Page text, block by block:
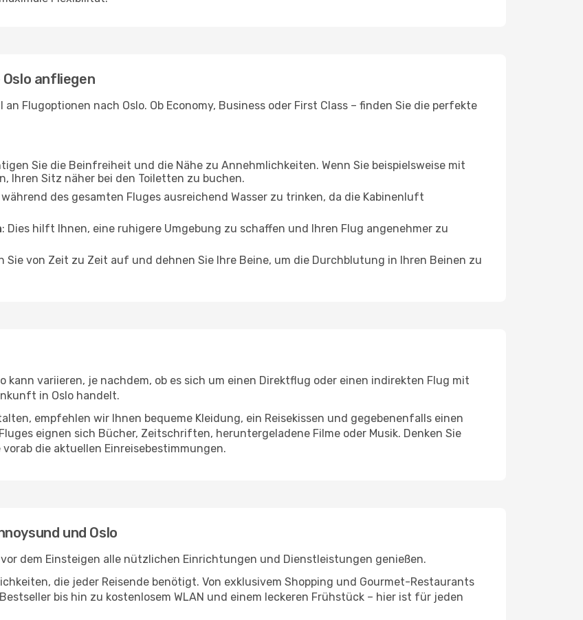
anfliegen
Flugoptionen nach Oslo. Ob Economy, Business oder First Class – finden Sie die perfekte
Sie die Beinfreiheit und die Nähe zu Annehmlichkeiten. Wenn Sie beispielsweise mit
Ihren Sitz näher bei den Toiletten zu buchen.
des gesamten Fluges ausreichend Wasser zu trinken, da die Kabinenluft
: Dies hilft Ihnen, eine ruhigere Umgebung zu schaffen und Ihren Flug angenehmer zu
Sie von Zeit zu Zeit auf und dehnen Sie Ihre Beine, um die Durchblutung in Ihren Beinen zu
kann variieren, je nachdem, ob es sich um einen Direktflug oder einen indirekten Flug mit
in Oslo handelt.
empfehlen wir Ihnen bequeme Kleidung, ein Reisekissen und gegebenenfalls einen
eignen sich Bücher, Zeitschriften, heruntergeladene Filme oder Musik. Denken Sie
die aktuellen Einreisebestimmungen.
und Oslo
dem Einsteigen alle nützlichen Einrichtungen und Dienstleistungen genießen.
die jeder Reisende benötigt. Von exklusivem Shopping und Gourmet-Restaurants
bis hin zu kostenlosem WLAN und einem leckeren Frühstück – hier ist für jeden